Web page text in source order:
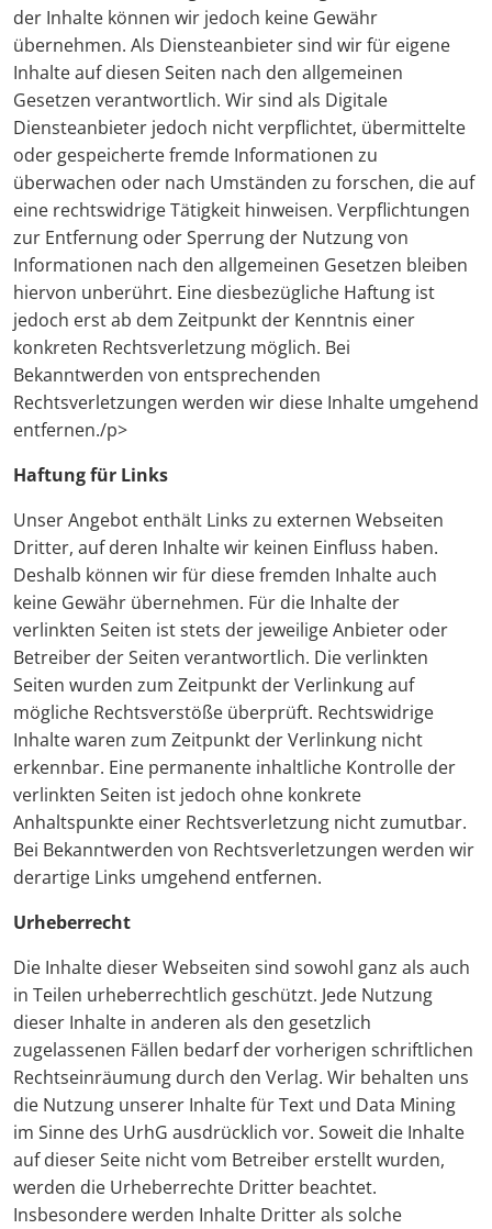
der Inhalte können wir jedoch keine Gewähr
übernehmen. Als Diensteanbieter sind wir für eigene
Inhalte auf diesen Seiten nach den allgemeinen
Gesetzen verantwortlich. Wir sind als Digitale
Diensteanbieter jedoch nicht verpflichtet, übermittelte
oder gespeicherte fremde Informationen zu
überwachen oder nach Umständen zu forschen, die auf
eine rechtswidrige Tätigkeit hinweisen. Verpflichtungen
zur Entfernung oder Sperrung der Nutzung von
Informationen nach den allgemeinen Gesetzen bleiben
hiervon unberührt. Eine diesbezügliche Haftung ist
jedoch erst ab dem Zeitpunkt der Kenntnis einer
konkreten Rechtsverletzung möglich. Bei
Bekanntwerden von entsprechenden
Rechtsverletzungen werden wir diese Inhalte umgehend
entfernen./p>
Haftung für Links
Unser Angebot enthält Links zu externen Webseiten
Dritter, auf deren Inhalte wir keinen Einfluss haben.
Deshalb können wir für diese fremden Inhalte auch
keine Gewähr übernehmen. Für die Inhalte der
verlinkten Seiten ist stets der jeweilige Anbieter oder
Betreiber der Seiten verantwortlich. Die verlinkten
Seiten wurden zum Zeitpunkt der Verlinkung auf
mögliche Rechtsverstöße überprüft. Rechtswidrige
Inhalte waren zum Zeitpunkt der Verlinkung nicht
erkennbar. Eine permanente inhaltliche Kontrolle der
verlinkten Seiten ist jedoch ohne konkrete
Anhaltspunkte einer Rechtsverletzung nicht zumutbar.
Bei Bekanntwerden von Rechtsverletzungen werden wir
derartige Links umgehend entfernen.
Urheberrecht
Die Inhalte dieser Webseiten sind sowohl ganz als auch
in Teilen urheberrechtlich geschützt. Jede Nutzung
dieser Inhalte in anderen als den gesetzlich
zugelassenen Fällen bedarf der vorherigen schriftlichen
Rechtseinräumung durch den Verlag. Wir behalten uns
die Nutzung unserer Inhalte für Text und Data Mining
im Sinne des UrhG ausdrücklich vor. Soweit die Inhalte
auf dieser Seite nicht vom Betreiber erstellt wurden,
werden die Urheberrechte Dritter beachtet.
Insbesondere werden Inhalte Dritter als solche